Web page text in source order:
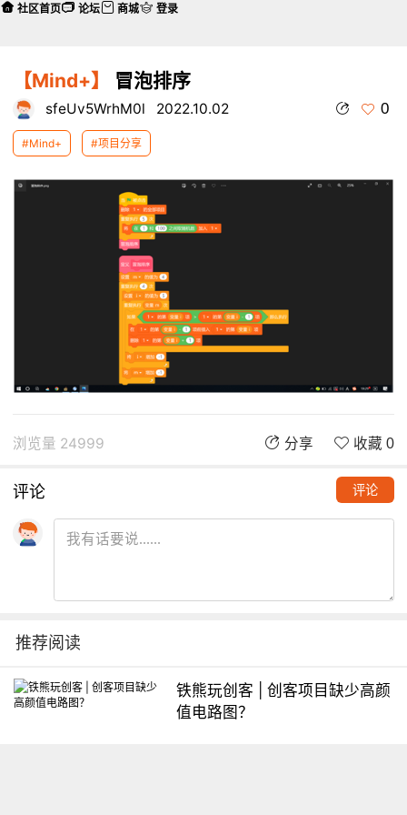
【Mind+】 冒泡排序
sfeUv5WrhM0l 2022.10.02 0
#Mind+ #项目分享
浏览量 24999 分享 收藏 0
评论 评论
推荐阅读
铁熊玩创客 | 创客项目缺少高颜
值电路图？
社区首页 论坛 商城 登录